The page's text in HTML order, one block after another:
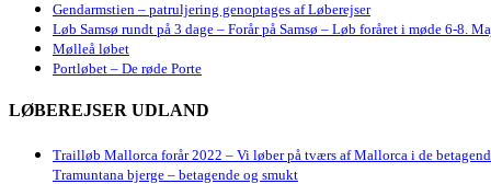
Gendarmstien – patruljering genoptages af Løberejser
Løb Samsø rundt på 3 dage – Forår på Samsø – Løb foråret i møde 6-8.
Mølleå løbet
Portløbet – De røde Porte
LØBEREJSER UDLAND
Trailløb Mallorca forår 2022 – Vi løber på tværs af Mallorca i de
Tramuntana bjerge – betagende og smukt